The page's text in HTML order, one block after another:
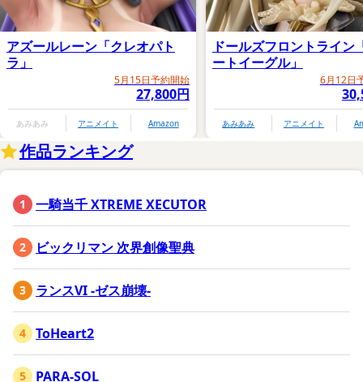
アズールレーン「クレオパト
ラ」
5月15日予約開始
27,800円
あみあみ アニメイト Amazon
ドールズフロントライン
ートイーグル」
6月12日
あみあみ アニメイト
作品ランキング
一騎当千 XTREME XECUTOR
ビックリマン 次界創像聖典
ランスVI -ゼス崩壊-
ToHeart2
PARA-SOL